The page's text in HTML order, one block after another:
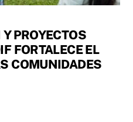
PROYECTOS
FORTALECE EL
COMUNIDADES